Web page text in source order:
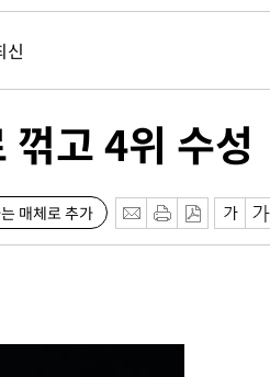
신
고 4위 수성
매체로 추가